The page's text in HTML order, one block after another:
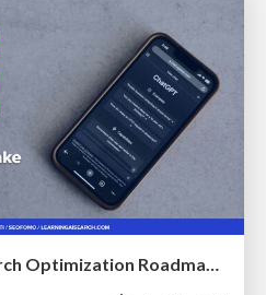
How to Build an AI Search Optimization Roadmap - Criteria and Steps to Take #SEOIRL